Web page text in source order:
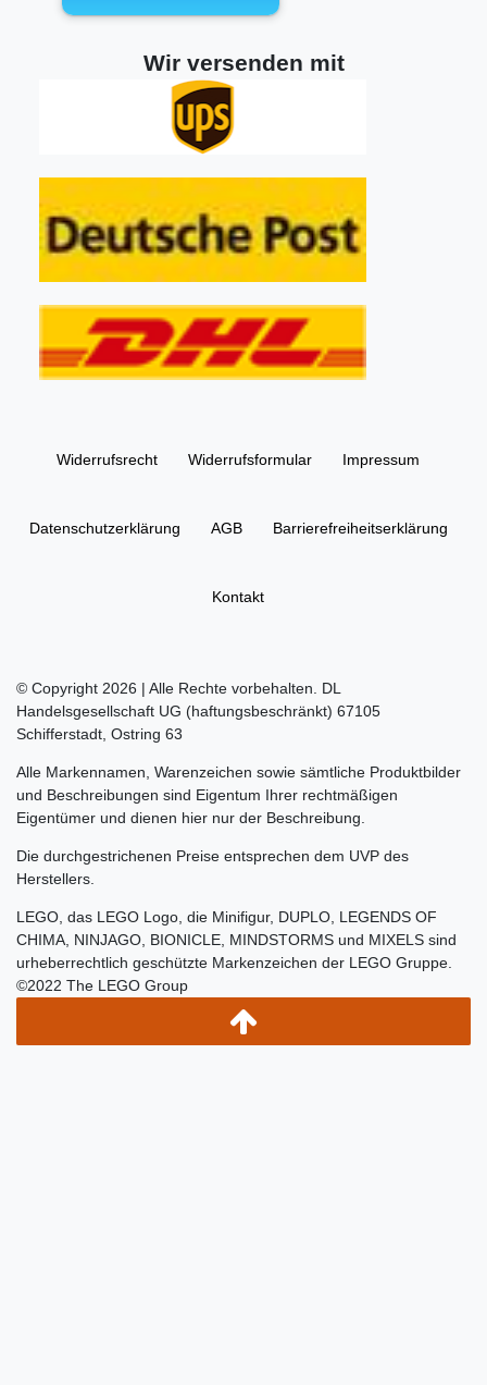
Wir versenden mit
Widerrufs­recht Widerrufs­formular Impressum
Daten­schutz­erklärung AGB Barrierefreiheitserklärung
Kontakt
© Copyright 2026 | Alle Rechte vorbehalten. DL
Handelsgesellschaft UG (haftungsbeschränkt) 67105
Schifferstadt, Ostring 63
Alle Markennamen, Warenzeichen sowie sämtliche Produktbilder
und Beschreibungen sind Eigentum Ihrer rechtmäßigen
Eigentümer und dienen hier nur der Beschreibung.
Die durchgestrichenen Preise entsprechen dem UVP des
Herstellers.
LEGO, das LEGO Logo, die Minifigur, DUPLO, LEGENDS OF
CHIMA, NINJAGO, BIONICLE, MINDSTORMS und MIXELS sind
urheberrechtlich geschützte Markenzeichen der LEGO Gruppe.
©2022 The LEGO Group